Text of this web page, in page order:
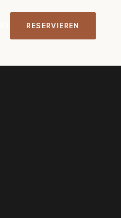
RESERVIEREN